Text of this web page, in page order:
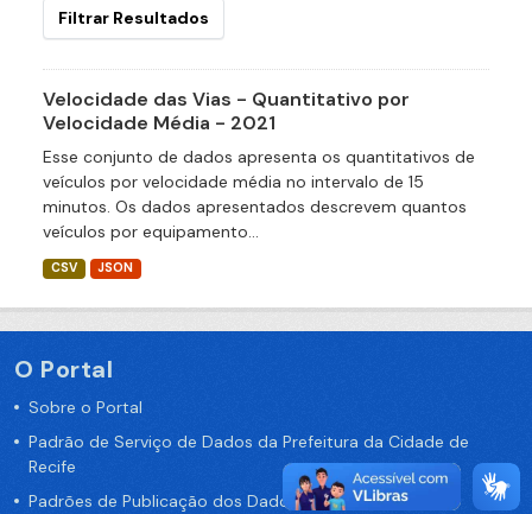
Filtrar Resultados
Velocidade das Vias - Quantitativo por
Velocidade Média - 2021
Esse conjunto de dados apresenta os quantitativos de
veículos por velocidade média no intervalo de 15
minutos. Os dados apresentados descrevem quantos
veículos por equipamento...
CSV JSON
O Portal
Sobre o Portal
Padrão de Serviço de Dados da Prefeitura da Cidade de
Recife
Padrões de Publicação dos Dados no Portal de Dados